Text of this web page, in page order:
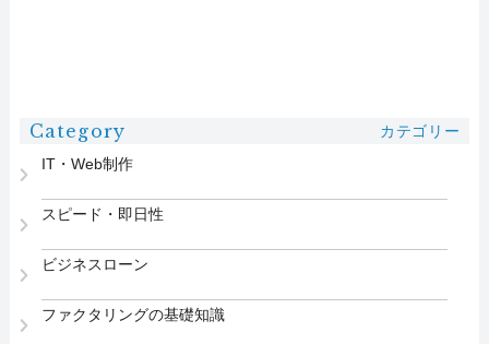
Category
カテゴリー
IT・Web制作
スピード・即日性
ビジネスローン
ファクタリングの基礎知識